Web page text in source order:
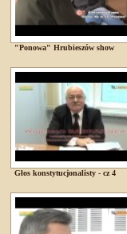
"Ponowa" Hrubieszów show
Głos konstytucjonalisty - cz 4